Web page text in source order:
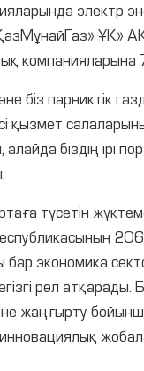
электр
ҰК»
компанияларына 7
біз парниктік
қызмет
біздің ірі
түсетін
2060
экономика
рөл атқарады.
жаңғырту